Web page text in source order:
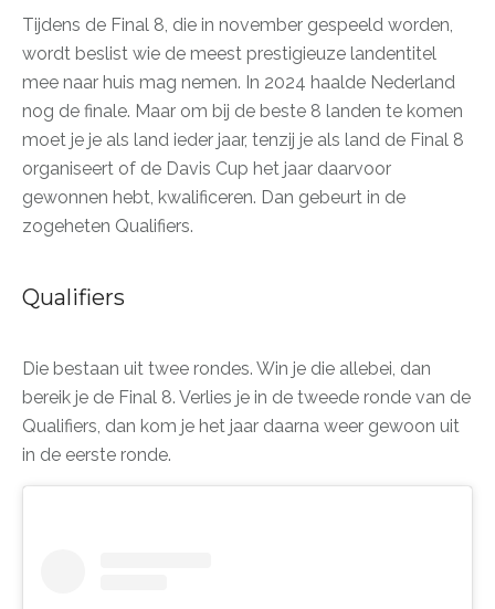
Tijdens de Final 8, die in november gespeeld worden,
wordt beslist wie de meest prestigieuze landentitel
mee naar huis mag nemen. In 2024 haalde Nederland
nog de finale. Maar om bij de beste 8 landen te komen
moet je je als land ieder jaar, tenzij je als land de Final 8
organiseert of de Davis Cup het jaar daarvoor
gewonnen hebt, kwalificeren. Dan gebeurt in de
zogeheten Qualifiers.
Qualifiers
Die bestaan uit twee rondes. Win je die allebei, dan
bereik je de Final 8. Verlies je in de tweede ronde van de
Qualifiers, dan kom je het jaar daarna weer gewoon uit
in de eerste ronde.